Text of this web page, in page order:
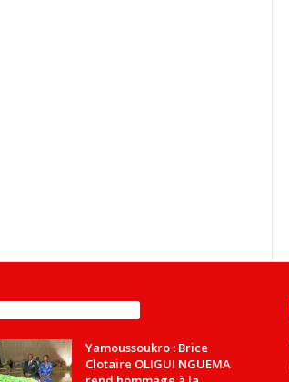
Yamoussoukro : Brice
Clotaire OLIGUI NGUEMA